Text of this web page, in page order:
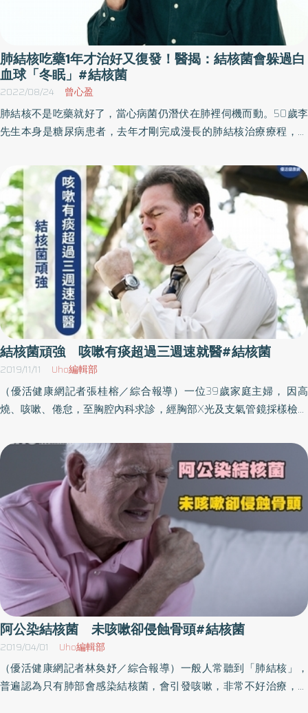
肺結核吃藥1年才治好又復發！醫揭：結核菌會躲過白
血球「冬眠」#結核菌
2022/08/24 曾心盈
肺結核不是吃藥就好了，當心病菌仍潛伏在肺裡伺機而動。50歲李
先生本身是糖尿病患者，去年才剛完成漫長的肺結核治療療程，卻
液檢驗後，再度出現結核菌，且糖化血色素更高達10.9%，不僅得重
新啟動新一輪抗結核藥物治療，還得嚴格追蹤糖尿病變化。
結核菌頑強 咳嗽有痰超過三週速就醫#結核菌
2019/11/11 Uho編輯部
（優活健康網記者張桂榕／綜合報導）一位39歲家庭主婦， 因高
燒、咳嗽、倦怠，至胸腔內科求診，經胸部X光及支氣管鏡採樣檢驗
擺攤的老闆，因長期胸悶不適求診，經胸部X光、胸部電腦斷層掃描
及支氣管鏡切片檢驗後，確診為「支氣管內結核合併阻塞」。每年
有120萬人死於結核病衛福部樂生療養院胸腔內科王琮柏醫師指出，
肺結核的症狀以咳嗽、有痰等呼吸道的症狀為主，偶爾也會伴隨發
燒、體重減輕、食慾不振、精神不濟、夜間盜汗、氣喘、咳血等症
狀，目前結核病是全球單一病原引起最多死亡的傳染病，根據世界
衛生組織統計，於2018年全球約有1000萬人罹患結核病，每年更有
約120萬人死於結核病，而台灣是結核病中高負擔國家。根據衛福部
疾病管制署的最新統計，台灣平均每1小時就新增一名結核病人，其
中新北市每年約增加1000個新個案，高居全國各縣市之首。故身為
新北市民的我們千萬不可對結核病掉以輕心，因為在我們每天所接
觸的人之中，可能就有結核病帶原者。與開放性肺結核病人接觸
約有30％機率受感染結核菌其實是一種細長、略帶彎曲而成桿狀的
細菌，稱為結核桿菌（Mycobacterium tuberculosis），長約1-10μ
寬約0.2-0.6μ。對外界抵抗力甚強，在陰暗處痰液內的結核菌可以
阿公染結核菌 未咳嗽卻侵蝕骨頭#結核菌
2019/04/01 Uho編輯部
（優活健康網記者林奐妤／綜合報導）一般人常聽到「肺結核」，
普遍認為只有肺部會感染結核菌，會引發咳嗽，非常不好治療，然